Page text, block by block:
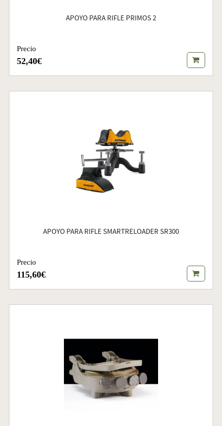
APOYO PARA RIFLE PRIMOS 2
Precio
52,40€
APOYO PARA RIFLE SMARTRELOADER SR300
Precio
115,60€